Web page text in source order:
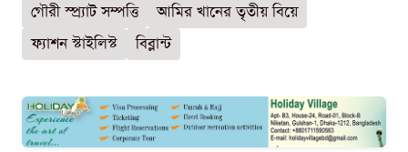
গৌরী স্প্র্যাট সম্পত্তি
আমির খানের তৃতীয় বিয়ে
ফ্যাশন স্টাইলিস্ট
বিব্লান্ট